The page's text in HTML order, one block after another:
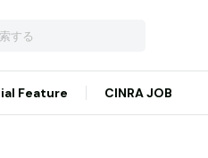
Feature CINRA JOB